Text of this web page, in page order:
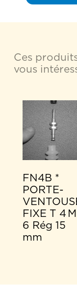
Ces
vous
FN4B *
PORTE-
FIXE T 4 M
6 Rég 15
mm